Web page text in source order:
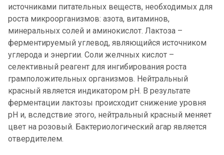
источниками питательных веществ, необходимых для
роста микроорганизмов: азота, витаминов,
минеральных солей и аминокислот. Лактоза –
ферментируемый углевод, являющийся источником
углерода и энергии. Соли желчных кислот –
селективный реагент для ингибирования роста
грамположительных организмов. Нейтральный
красный является индикатором рН. В результате
ферментации лактозы происходит снижение уровня
pH и, вследствие этого, нейтральный красный меняет
цвет на розовый. Бактериологический агар является
отвердителем.